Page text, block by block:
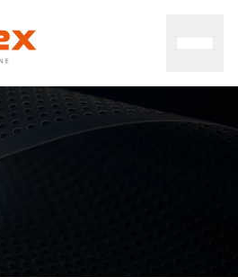
Home